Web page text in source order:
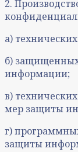
2.
а)
б) защищенных
информации;
в)
мер защиты
г)
защиты